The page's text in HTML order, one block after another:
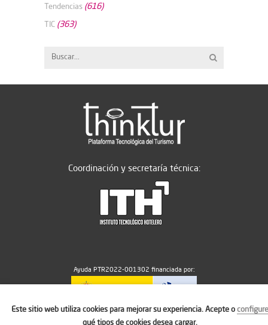
Tendencias (616)
TIC (363)
Coordinación y secretaría técnica:
Ayuda PTR2022-001302 financiada por:
MICIU/AEI/10.13039/501100011033
Este sitio web utiliza cookies para mejorar su experiencia. Acepte oconfigure
qué tipos de cookies desea cargar.